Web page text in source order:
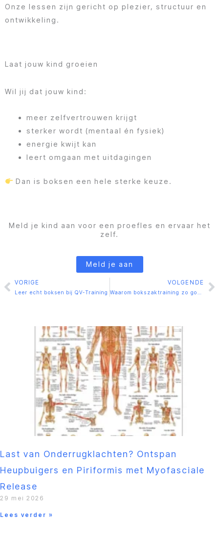
Onze lessen zijn gericht op plezier, structuur en
ontwikkeling.
Laat jouw kind groeien
Wil jij dat jouw kind:
meer zelfvertrouwen krijgt
sterker wordt (mentaal én fysiek)
energie kwijt kan
leert omgaan met uitdagingen
Dan is boksen een hele sterke keuze.
Meld je kind aan voor een proefles en ervaar het
zelf.
Meld je aan
Vorige
VORIGE
Leer echt boksen bij QV-Training
VOLGENDE
Last van Onderrugklachten? Ontspan
Heupbuigers en Piriformis met Myofasciale
Release
29 mei 2026
Lees verder »